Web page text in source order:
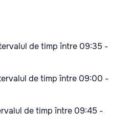
de timp între 09:35 -
de timp între 09:00 -
de timp între 09:45 -